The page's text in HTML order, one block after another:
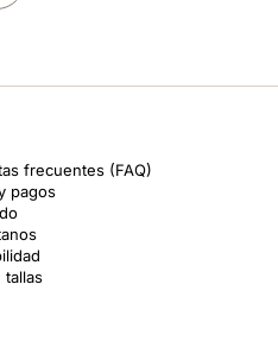
frecuentes (FAQ)
pagos
tallas